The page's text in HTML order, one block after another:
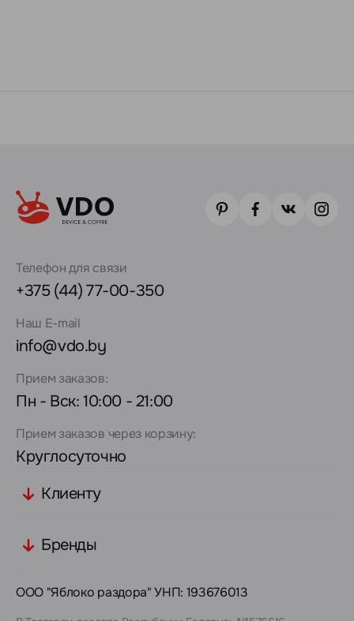
Телефон для связи
+375 (44) 77-00-350
Наш E-mail
info@vdo.by
Прием заказов:
Пн - Вск: 10:00 - 21:00
Прием заказов через корзину:
Круглосуточно
Клиенту
Бренды
ООО "Яблоко раздора" УНП: 193676013